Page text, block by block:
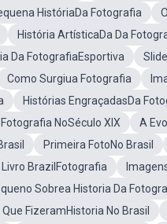
HistóriaDa Fotografia
História ArtísticaDa Da
Da FotografiaEsportiva
Como Surgiua Fotografia
Histórias EngraçadasDa
Fotografia NoSéculo XIX A
Primeira FotoNo Brasil
Livro BrazilFotografia
Sobrea Historia Da
FizeramHistoria No Brasil